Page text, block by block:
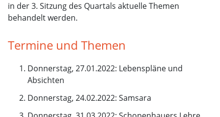
in der 3. Sitzung des Quartals aktuelle Themen
behandelt werden.
Termine und Themen
Donnerstag, 27.01.2022: Lebenspläne und
Absichten
Donnerstag, 24.02.2022: Samsara